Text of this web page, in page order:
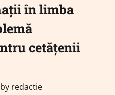
în limba
cetățenii
by redactie